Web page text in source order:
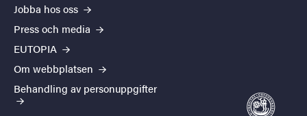
Jobba hos oss
Press och media
EUTOPIA
Om webbplatsen
Behandling av personuppgifter